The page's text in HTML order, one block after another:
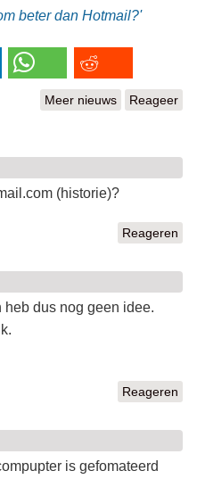
beter dan Hotmail?'
Meer nieuws Reageer
(historie)?
Reageren
dus nog geen idee.
Reageren
is gefomateerd